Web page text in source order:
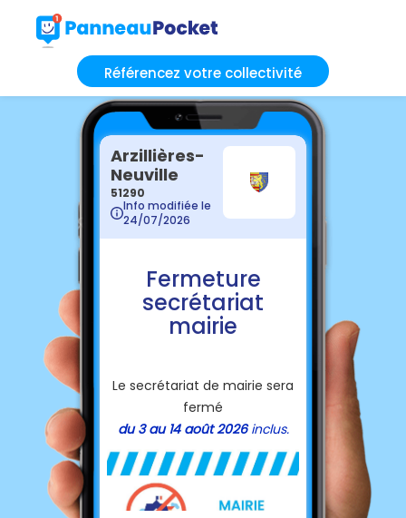
Référencez votre collectivité
Arzillières-
Neuville
51290
Info modifiée le
24/07/2026
Fermeture
secrétariat
mairie
Le secrétariat de mairie sera
fermé
du 3 au 14 août 2026inclus.